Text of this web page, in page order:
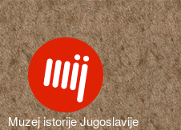
Muzej istorije Jugoslavije